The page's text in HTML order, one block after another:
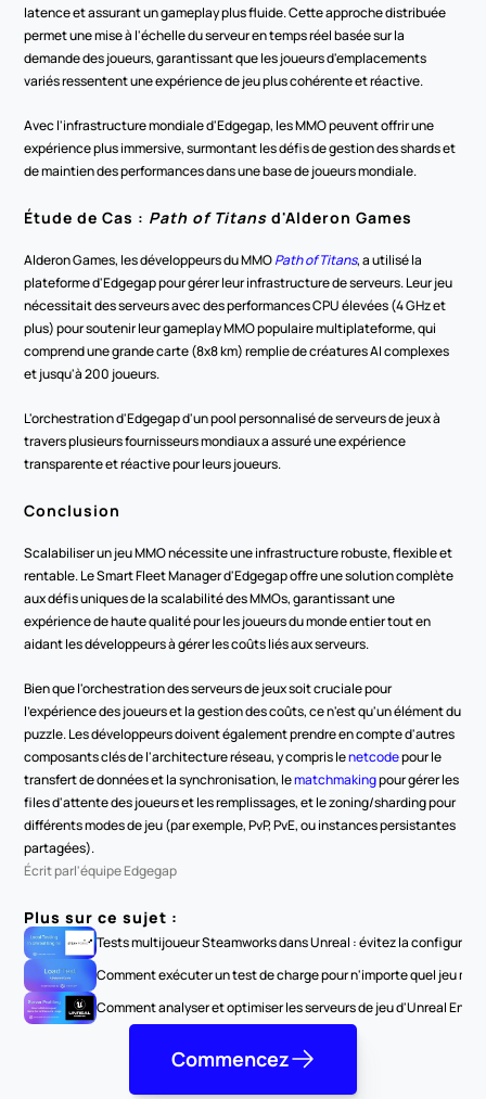
latence et assurant un gameplay plus fluide. Cette approche distribuée
permet une mise à l'échelle du serveur en temps réel basée sur la
demande des joueurs, garantissant que les joueurs d'emplacements
variés ressentent une expérience de jeu plus cohérente et réactive.
Avec l'infrastructure mondiale d'Edgegap, les MMO peuvent offrir une
expérience plus immersive, surmontant les défis de gestion des shards et
de maintien des performances dans une base de joueurs mondiale.
Étude de Cas : Path of Titans d'Alderon Games
Alderon Games, les développeurs du MMO Path of Titans, a utilisé la
plateforme d'Edgegap pour gérer leur infrastructure de serveurs. Leur jeu
nécessitait des serveurs avec des performances CPU élevées (4 GHz et
plus) pour soutenir leur gameplay MMO populaire multiplateforme, qui
comprend une grande carte (8x8 km) remplie de créatures AI complexes
et jusqu'à 200 joueurs.
L'orchestration d'Edgegap d'un pool personnalisé de serveurs de jeux à
travers plusieurs fournisseurs mondiaux a assuré une expérience
transparente et réactive pour leurs joueurs.
Conclusion
Scalabiliser un jeu MMO nécessite une infrastructure robuste, flexible et
rentable. Le Smart Fleet Manager d'Edgegap offre une solution complète
aux défis uniques de la scalabilité des MMOs, garantissant une
expérience de haute qualité pour les joueurs du monde entier tout en
aidant les développeurs à gérer les coûts liés aux serveurs.
Bien que l'orchestration des serveurs de jeux soit cruciale pour
l'expérience des joueurs et la gestion des coûts, ce n'est qu'un élément du
puzzle. Les développeurs doivent également prendre en compte d'autres
composants clés de l'architecture réseau, y compris le netcode pour le
transfert de données et la synchronisation, le matchmaking pour gérer les
files d'attente des joueurs et les remplissages, et le zoning/sharding pour
différents modes de jeu (par exemple, PvP, PvE, ou instances persistantes
partagées).
Écrit parl'équipe Edgegap
Plus sur ce sujet :
Tests multijoueur Steamworks dans Unreal : évitez la
Comment exécuter un test de charge pour n'importe quel jeu
Comment analyser et optimiser les serveurs de jeu d'Unreal
Commencez